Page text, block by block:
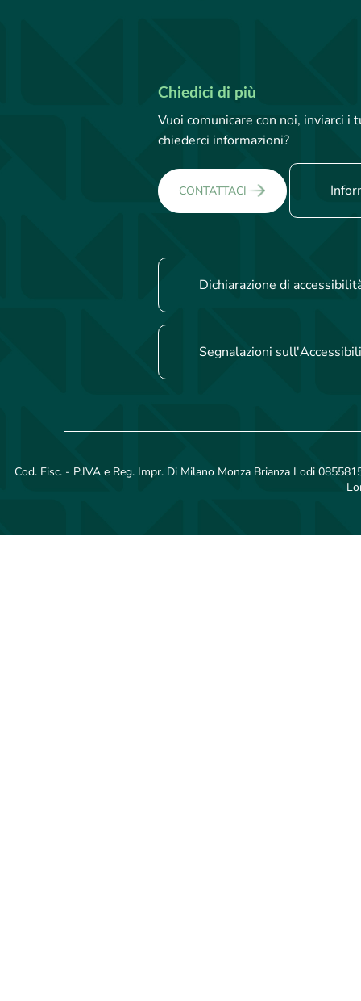
Chiedici di più
Vuoi comunicare con noi, inviarci
chiederci informazioni?
CONTATTACI
Dichiarazione di
Segnalazioni
Cod. Fisc. - P.IVA e Reg. Impr. Di Milano Monza Brianza Lodi